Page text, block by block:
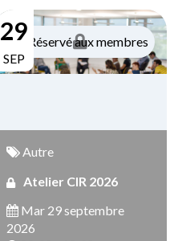
29
SEP
Réservé aux membres
Autre
Atelier CIR 2026
Mar 29 septembre
2026